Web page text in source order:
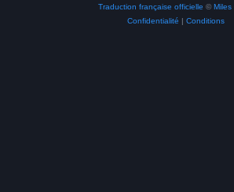
Traduction française officielle © Miles
Confidentialité | Conditions